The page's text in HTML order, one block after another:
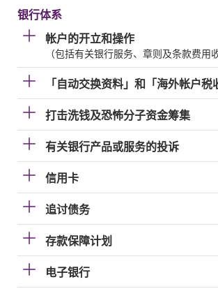
银行体系
帐户的开立和操作
（包括有关银行服务、章则及条款费用
「自动交换资料」和「海外帐户税
打击洗钱及恐怖分子资金筹集
有关银行产品或服务的投诉
信用卡
追讨债务
存款保障计划
电子银行